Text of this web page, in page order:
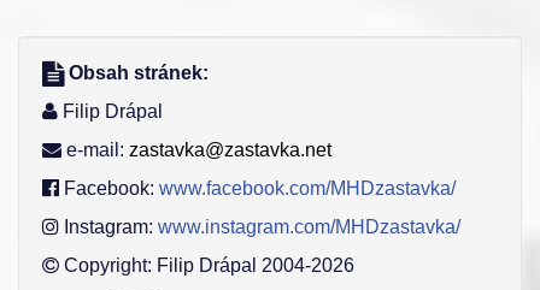
Obsah stránek:
Filip Drápal
e-mail: zastavka@zastavka.net
Facebook: www.facebook.com/MHDzastavka/
Instagram: www.instagram.com/MHDzastavka/
Copyright: Filip Drápal 2004-2026